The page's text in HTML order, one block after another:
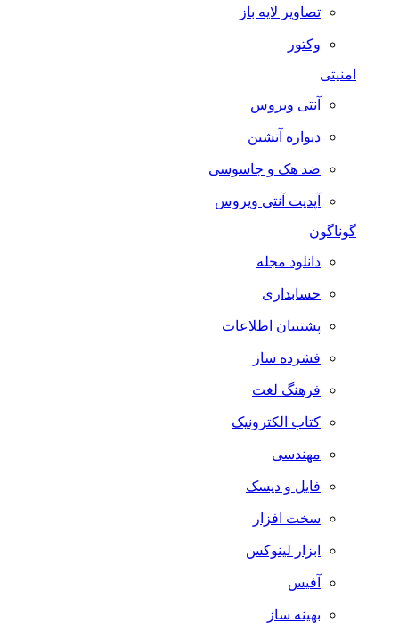
تصاویر لایه باز
وکتور
امنیتی
آنتی ویروس
دیواره آتشین
ضد هک و جاسوسی
آپدیت آنتی ویروس
گوناگون
دانلود مجله
حسابداری
پشتیبان اطلاعات
فشرده ساز
فرهنگ لغت
کتاب الکترونیک
مهندسی
فایل و دیسک
سخت افزار
ابزار لینوکس
آفیس
بهینه ساز